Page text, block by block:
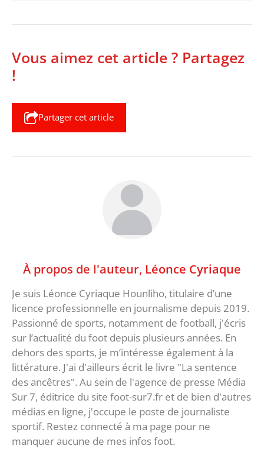
Vous aimez cet article ? Partagez
!
Partager cet article
À propos de l'auteur, Léonce Cyriaque
Je suis Léonce Cyriaque Hounliho, titulaire d’une
licence professionnelle en journalisme depuis 2019.
Passionné de sports, notamment de football, j'écris
sur l’actualité du foot depuis plusieurs années. En
dehors des sports, je m’intéresse également à la
littérature. J'ai d'ailleurs écrit le livre "La sentence
des ancêtres". Au sein de l'agence de presse Média
Sur 7, éditrice du site foot-sur7.fr et de bien d'autres
médias en ligne, j'occupe le poste de journaliste
sportif. Restez connecté à ma page pour ne
manquer aucune de mes infos foot.